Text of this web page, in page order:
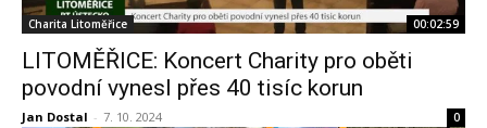
Charita Litoměřice 00:02:59
LITOMĚŘICE: Koncert Charity pro oběti
povodní vynesl přes 40 tisíc korun
Jan Dostal - 7. 10. 2024 0